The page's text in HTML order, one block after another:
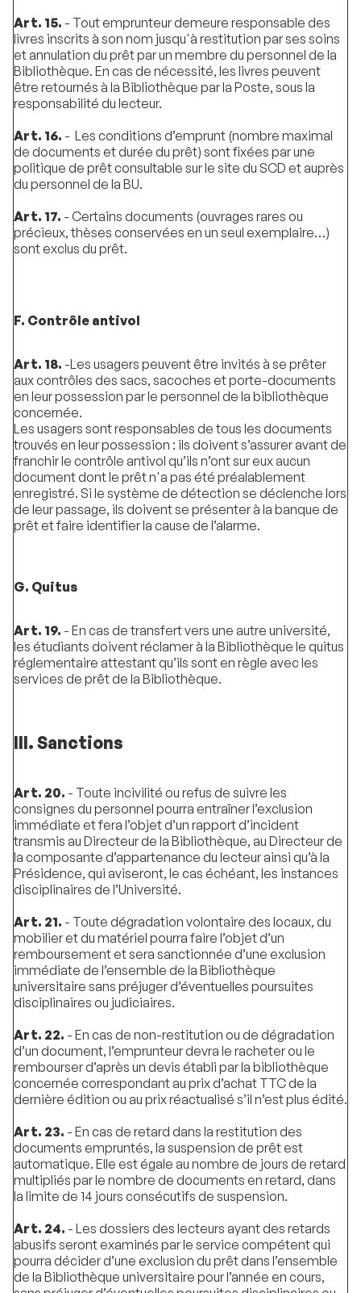
Art. 15. - Tout emprunteur demeure responsable des
livres inscrits à son nom jusqu'à restitution par ses soins
et annulation du prêt par un membre du personnel de la
Bibliothèque. En cas de nécessité, les livres peuvent
être retournés à la Bibliothèque par la Poste, sous la
responsabilité du lecteur.
Art. 16. - Les conditions d’emprunt (nombre maximal
de documents et durée du prêt) sont fixées par une
politique de prêt consultable sur le site du SCD et auprès
du personnel de la BU.
Art. 17. - Certains documents (ouvrages rares ou
précieux, thèses conservées en un seul exemplaire…)
sont exclus du prêt.
F. Contrôle antivol
Art. 18. -Les usagers peuvent être invités à se prêter
aux contrôles des sacs, sacoches et porte-documents
en leur possession par le personnel de la bibliothèque
concernée.
Les usagers sont responsables de tous les documents
trouvés en leur possession : ils doivent s’assurer avant de
franchir le contrôle antivol qu’ils n’ont sur eux aucun
document dont le prêt n'a pas été préalablement
enregistré. Si le système de détection se déclenche lors
de leur passage, ils doivent se présenter à la banque de
prêt et faire identifier la cause de l’alarme.
G. Quitus
Art. 19. - En cas de transfert vers une autre université,
les étudiants doivent réclamer à la Bibliothèque le quitus
réglementaire attestant qu’ils sont en règle avec les
services de prêt de la Bibliothèque.
III. Sanctions
Art. 20. - Toute incivilité ou refus de suivre les
consignes du personnel pourra entraîner l’exclusion
immédiate et fera l’objet d’un rapport d’incident
transmis au Directeur de la Bibliothèque, au Directeur de
la composante d’appartenance du lecteur ainsi qu’à la
Présidence, qui aviseront, le cas échéant, les instances
disciplinaires de l’Université.
Art. 21. - Toute dégradation volontaire des locaux, du
mobilier et du matériel pourra faire l’objet d’un
remboursement et sera sanctionnée d’une exclusion
immédiate de l’ensemble de la Bibliothèque
universitaire sans préjuger d’éventuelles poursuites
disciplinaires ou judiciaires.
Art. 22. - En cas de non-restitution ou de dégradation
d’un document, l’emprunteur devra le racheter ou le
rembourser d’après un devis établi par la bibliothèque
concernée correspondant au prix d’achat TTC de la
dernière édition ou au prix réactualisé s’il n’est plus édité.
Art. 23. - En cas de retard dans la restitution des
documents empruntés, la suspension de prêt est
automatique. Elle est égale au nombre de jours de retard
multipliés par le nombre de documents en retard, dans
la limite de 14 jours consécutifs de suspension.
Art. 24. - Les dossiers des lecteurs ayant des retards
abusifs seront examinés par le service compétent qui
pourra décider d’une exclusion du prêt dans l’ensemble
de la Bibliothèque universitaire pour l’année en cours,